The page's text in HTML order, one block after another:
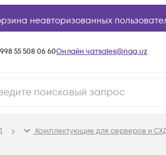
неавторизованных
55 508 06 60Онлайн чатsales@nag.uz
Комплектующие для серверов и